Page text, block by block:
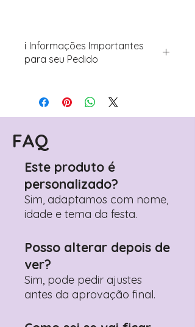
ℹ️ Informações Importantes
para seu Pedido
Avance para a página de checkout
(próximo passo após o carrinho)
Encontre o campo de "Notas do
Pedido"
Adicione ali todos os detalhes de
Prefere fazer seu pedido pelo
WhatsApp? Clique aqui para nos
contactar: +351 960 119 353
FAQ
Este produto é
personalizado?
Sim, adaptamos com nome,
idade e tema da festa.
Posso alterar depois de
ver?
Sim, pode pedir ajustes
antes da aprovação final.